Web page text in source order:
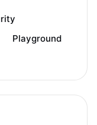
Playground